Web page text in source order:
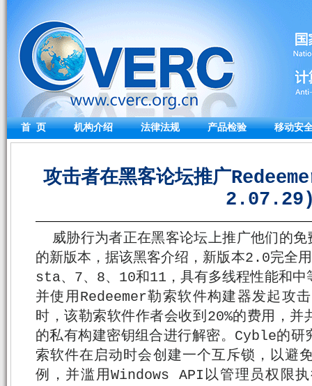
首 页 机构介绍 法律法规 产品检验 移动安
攻击者在黑客论坛推广
威胁行为者正在黑客论坛上推广他们的
的新版本，据该黑客介绍，新版本2.0完全
sta、7、8、10和11，具有多线程性能和中
并使用Redeemer勒索软件构建器发起攻
时，该勒索软件作者会收到20%的费用，
的私有构建密钥组合进行解密。Cyble的研
索软件在启动时会创建一个互斥锁，以避
例，并滥用Windows API以管理员权限